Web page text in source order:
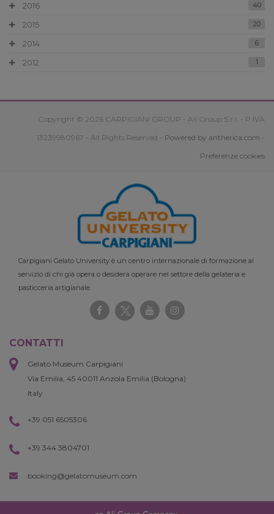
2016 40
2015 20
2014 6
2012 1
Copyright © 2026 CARPIGIANI GROUP - Ali Group S.r.l. - P.IVA
13239980967 - All Rights Reserved - Powered by antherica.com -
Preferenze cookies
Carpigiani Gelato University è un centro internazionale di formazione al
servizio di chi già opera o desidera operare nel settore della gelateria e
pasticceria artigianale.
CONTATTI
Gelato Museum Carpigiani
Via Emilia, 45 40011 Anzola Emilia (Bologna)
Italy
+39 051 6505306
+39 344 3804701
booking@gelatomuseum.com